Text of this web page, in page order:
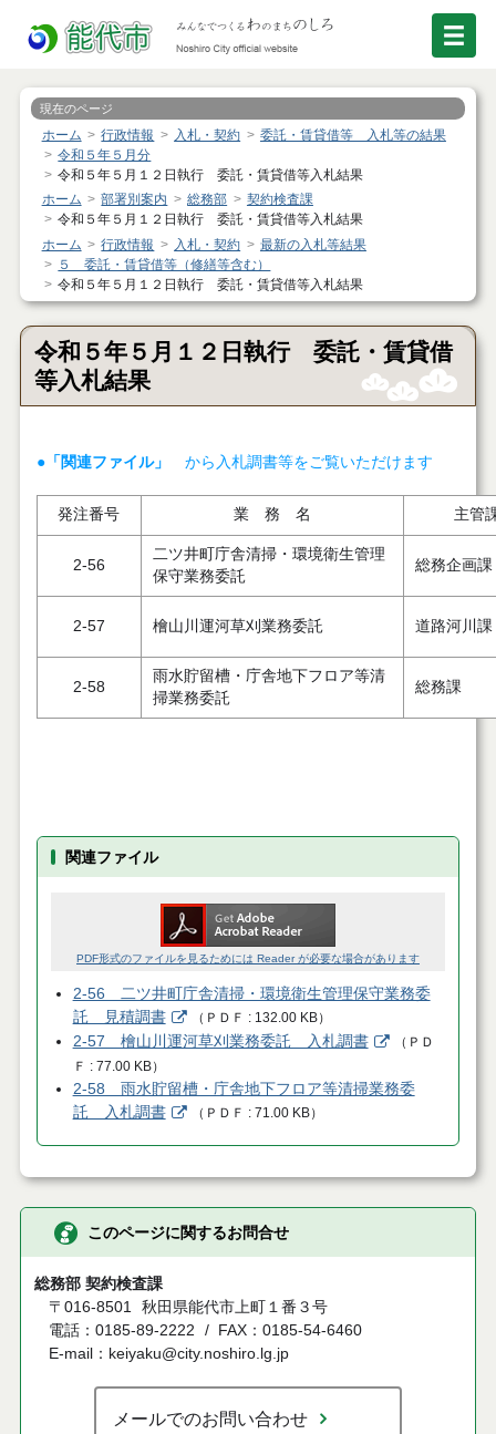
現在のページ
ホーム 行政情報 入札・契約
委託・賃貸借等 入札等の結果
令和５年５月分
令和５年５月１２日執行 委託・賃貸借等入札結果
ホーム
部署別案内 総務部
契約検査課
令和５年５月１２日執行 委託・賃貸借等入札結果
ホーム
行政情報 入札・契約
最新の入札等結果
５ 委託・賃貸借等（修繕等含む）
令和５年５月１２日執行 委託・賃貸借等入札結果
令和５年５月１２日執行 委託・賃貸借
等入札結果
●「関連ファイル」 から入札調書等をご覧いただけます
発注番号 業 務 名 主管
2-56
二ツ井町庁舎清掃・環境衛生管理
保守業務委託
総務企画課
2-57 檜山川運河草刈業務委託 道路河川課
2-58
雨水貯留槽・庁舎地下フロア等清
掃業務委託
総務課
関連ファイル
PDF形式のファイルを見るためには Reader が必要な場合があります
2-56 二ツ井町庁舎清掃・環境衛生管理保守業務委
託 見積調書
（ ＰＤＦ 132.00 KB）
2-57 檜山川運河草刈業務委託 入札調書 （ ＰＤ
Ｆ
77.00 KB）
2-58 雨水貯留槽・庁舎地下フロア等清掃業務委
託 入札調書
（ ＰＤＦ 71.00 KB）
このページに関するお問合せ
総務部 契約検査課
〒016-8501 秋田県能代市上町１番３号
電話：0185-89-2222
FAX：0185-54-6460
E-mail：keiyaku@city.noshiro.lg.jp
メールでのお問い合わせ